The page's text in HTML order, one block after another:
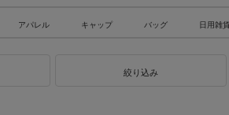
アパレル キャップ バッグ 日用雑
絞り込み